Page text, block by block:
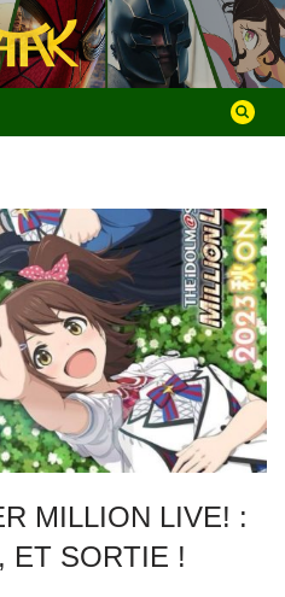
MILLION LIVE! :
ET SORTIE !